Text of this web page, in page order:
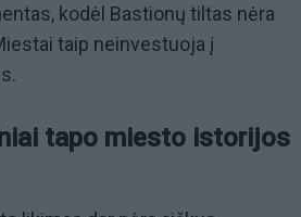
kodėl Bastionų tiltas nėra
taip neinvestuoja į
tapo miesto istorijos